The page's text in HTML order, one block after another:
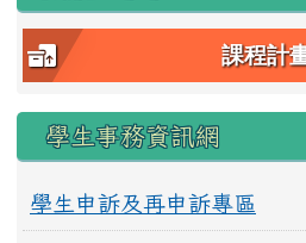
課程計
學生事務資訊網
學生申訴及再申訴專區